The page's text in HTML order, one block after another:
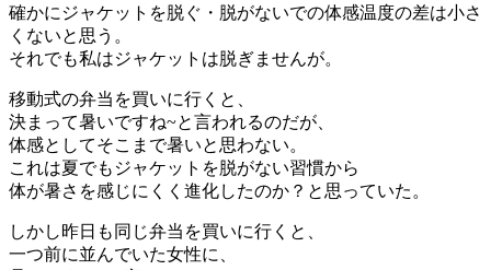
確かにジャケットを脱ぐ・脱がないでの体感温度の差は小さ
くないと思う。
それでも私はジャケットは脱ぎませんが。
移動式の弁当を買いに行くと、
決まって暑いですね~と言われるのだが、
体感としてそこまで暑いと思わない。
これは夏でもジャケットを脱がない習慣から
体が暑さを感じにくく進化したのか？と思っていた。
しかし昨日も同じ弁当を買いに行くと、
一つ前に並んでいた女性に、